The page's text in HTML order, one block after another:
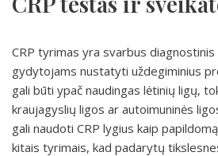
CRP tyrimas yra svarbus
gydytojams nustatyti uždegiminius
gali būti ypač naudingas lėtinių ligų,
kraujagyslių ligos ar autoimuninės
gali naudoti CRP lygius kaip
kitais tyrimais, kad padarytų